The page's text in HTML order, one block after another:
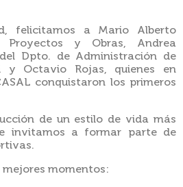
felicitamos a Mario Alberto
Proyectos y Obras, Andrea
Dpto. de Administración de
y Octavio Rojas, quienes en
conquistaron los primeros
de un estilo de vida más
invitamos a formar parte de
mejores momentos: